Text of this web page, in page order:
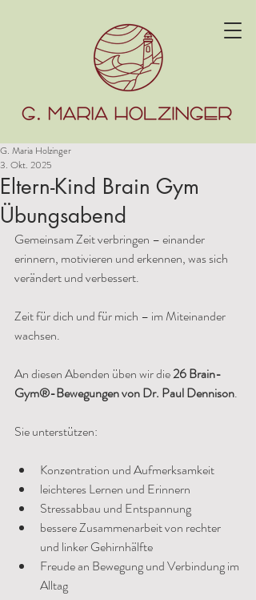
Eltern-Kind Brain Gym
Übungsabend
G. Maria Holzinger
3. Okt. 2025
Gemeinsam Zeit verbringen – einander
erinnern, motivieren und erkennen, was sich
verändert und verbessert.
Zeit für dich und für mich – im Miteinander
wachsen.
An diesen Abenden üben wir die 26 Brain-
Gym®-Bewegungen von Dr. Paul Dennison.
Sie unterstützen:
Konzentration und Aufmerksamkeit
leichteres Lernen und Erinnern
Stressabbau und Entspannung
bessere Zusammenarbeit von rechter
und linker Gehirnhälfte
Freude an Bewegung und Verbindung im
Alltag